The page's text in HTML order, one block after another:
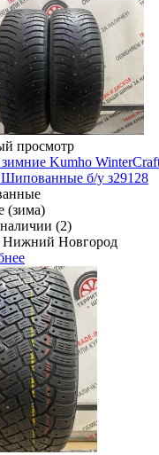
просмотр
Kumho
Шипованные б/у з29128
(зима)
(2)
Нижний Новгород